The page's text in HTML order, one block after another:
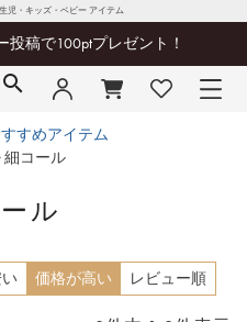
児・キッズ・ベビー アイテム
稿で100ptプレゼント！
すめアイテム
細コール
ル
価格が高い レビュー順